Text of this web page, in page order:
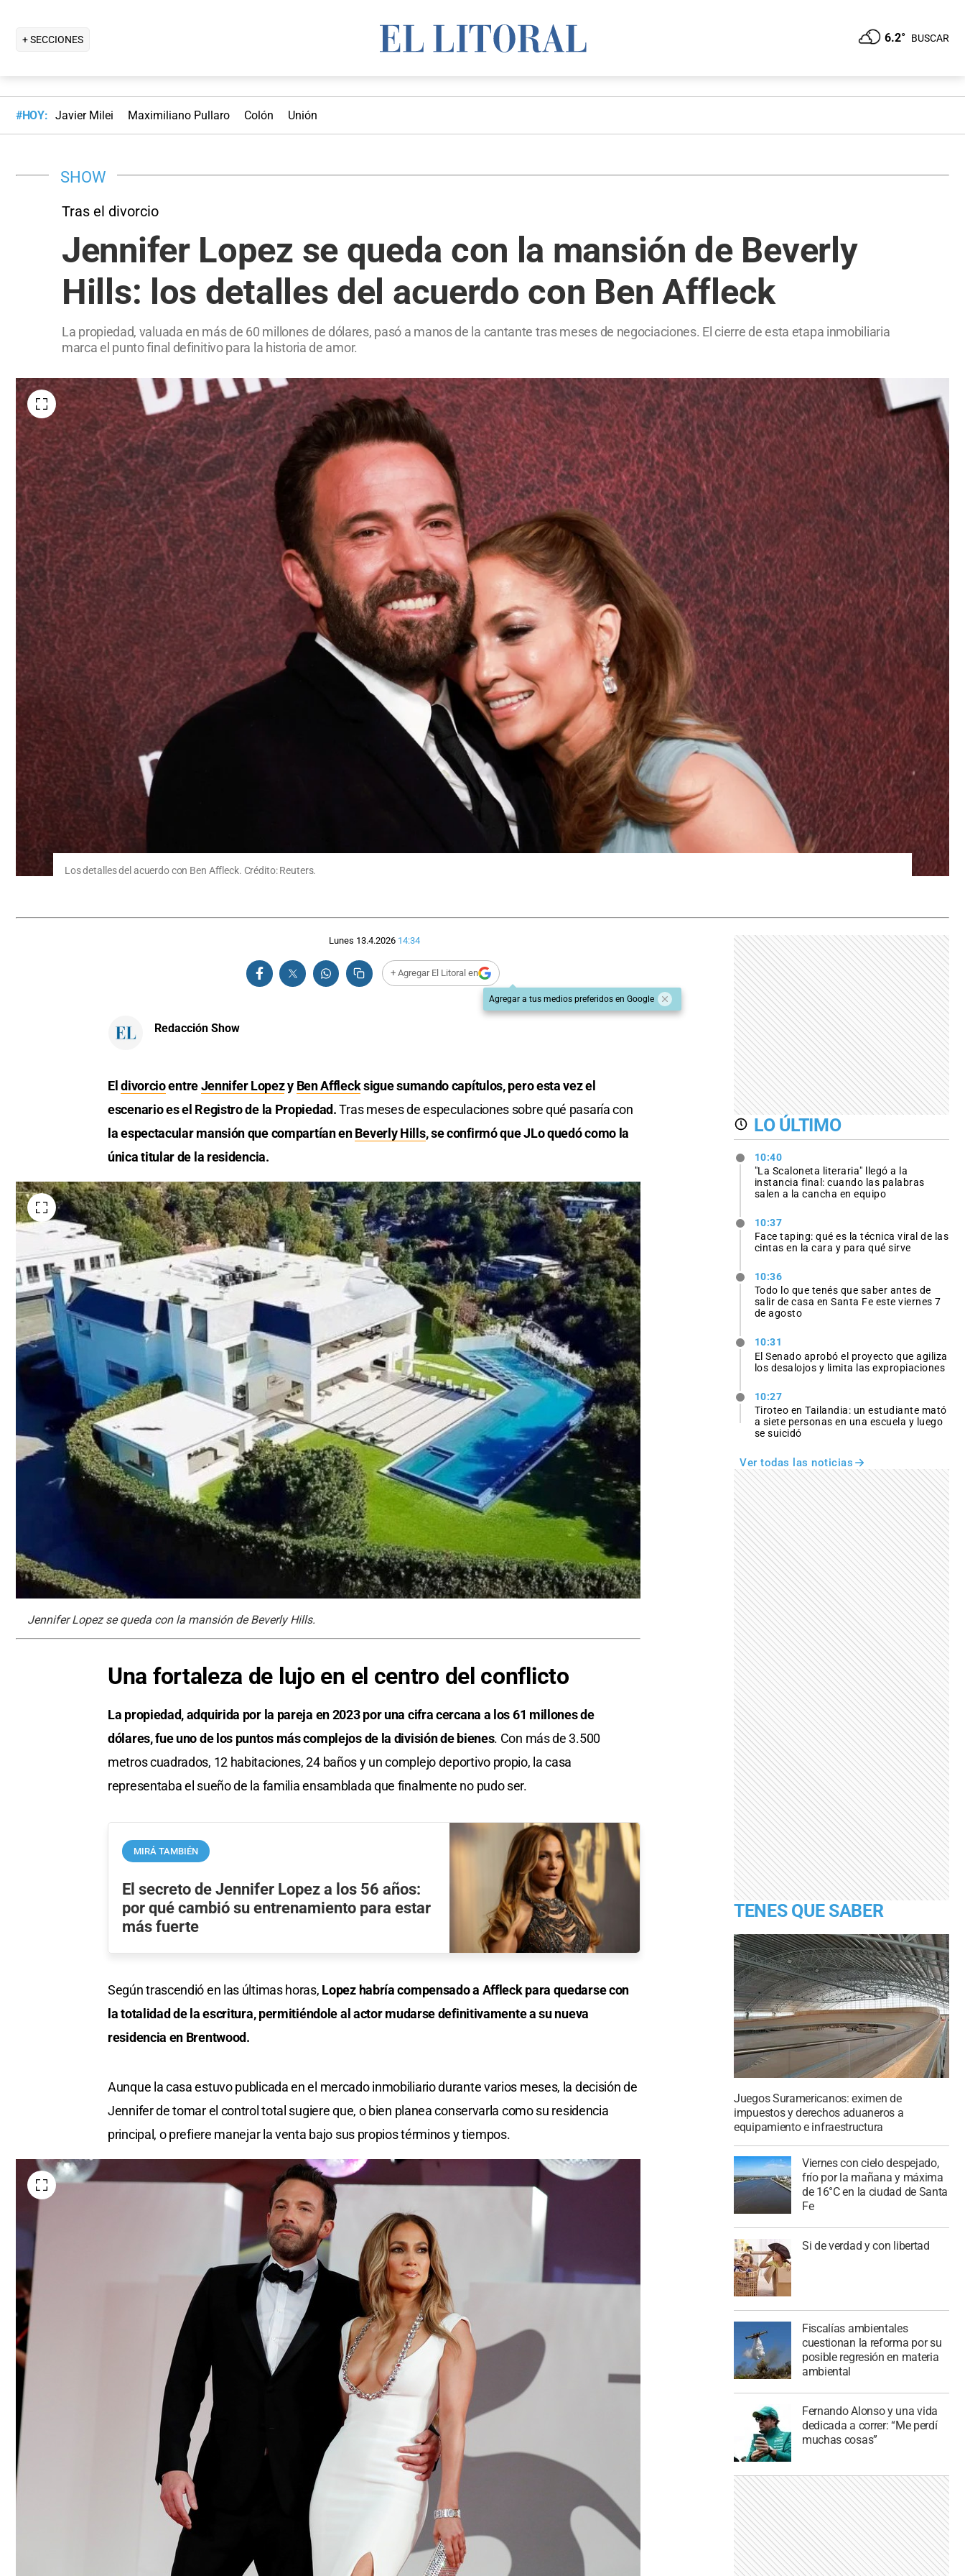
+ SECCIONES 6.2° BUSCAR
#HOY: Javier Milei Maximiliano Pullaro Colón Unión
SHOW
Tras el divorcio
Jennifer Lopez se queda con la mansión de Beverly
Hills: los detalles del acuerdo con Ben Affleck
La propiedad, valuada en más de 60 millones de dólares, pasó a manos de la cantante tras meses de negociaciones. El cierre de esta etapa inmobiliaria
marca el punto final definitivo para la historia de amor.
Los detalles del acuerdo con Ben Affleck. Crédito: Reuters.
Lunes 13.4.2026 14:34
+ Agregar El Litoral en
Agregar a tus medios preferidos en Google
Redacción Show
EldivorcioentreJennifer Lopezy Ben Afflecksigue sumando capítulos, pero esta vez el
escenario es el Registro de la Propiedad.Tras meses de especulaciones sobre qué pasaría con
la espectacular mansión que compartían enBeverly Hills, se confirmó que JLo quedó como la
única titular de la residencia.
Jennifer Lopez se queda con la mansión de Beverly Hills.
Una fortaleza de lujo en el centro del conflicto
La propiedad, adquirida por la pareja en 2023 por una cifra cercana a los 61 millones de
dólares, fue uno de los puntos más complejos de la división de bienes. Con más de 3.500
metros cuadrados, 12 habitaciones, 24 baños y un complejo deportivo propio, la casa
representaba el sueño de la familia ensamblada que finalmente no pudo ser.
MIRÁ TAMBIÉN
El secreto de Jennifer Lopez a los 56 años:
por qué cambió su entrenamiento para estar
más fuerte
Según trascendió en las últimas horas, Lopez habría compensado a Affleck para quedarse con
la totalidad de la escritura, permitiéndole al actor mudarse definitivamente a su nueva
residencia en Brentwood.
Aunque la casa estuvo publicada en el mercado inmobiliario durante varios meses, la decisión de
Jennifer de tomar el control total sugiere que, o bien planea conservarla como su residencia
principal, o prefiere manejar la venta bajo sus propios términos y tiempos.
LO ÚLTIMO
10:40
"La Scaloneta literaria" llegó a la
instancia final: cuando las palabras
salen a la cancha en equipo
10:37
Face taping: qué es la técnica viral de las
cintas en la cara y para qué sirve
10:36
Todo lo que tenés que saber antes de
salir de casa en Santa Fe este viernes 7
de agosto
10:31
El Senado aprobó el proyecto que agiliza
los desalojos y limita las expropiaciones
10:27
Tiroteo en Tailandia: un estudiante mató
a siete personas en una escuela y luego
se suicidó
Ver todas las noticias
TENES QUE SABER
Juegos Suramericanos: eximen de
impuestos y derechos aduaneros a
equipamiento e infraestructura
Viernes con cielo despejado,
frío por la mañana y máxima
de 16°C en la ciudad de Santa
Fe
Si de verdad y con libertad
Fiscalías ambientales
cuestionan la reforma por su
posible regresión en materia
ambiental
Fernando Alonso y una vida
dedicada a correr: “Me perdí
muchas cosas”